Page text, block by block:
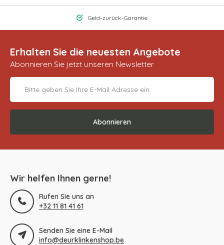
Geld-zurück-Garantie
Erhalten Sie die neuesten Angebote
Abonnieren Sie jetzt unseren Newsletter
Abonnieren
Wir helfen Ihnen gerne!
Rufen Sie uns an
+32 11 81 41 61
Senden Sie eine E-Mail
info@deurklinkenshop.be